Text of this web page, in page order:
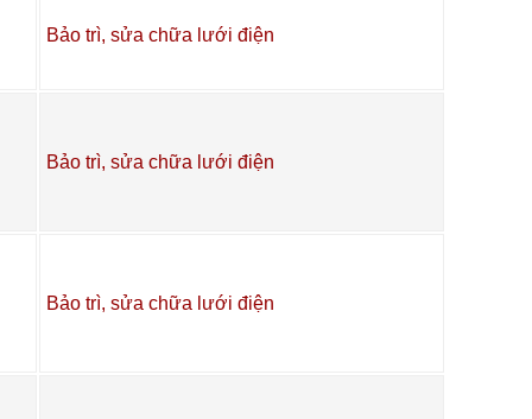
Bảo trì, sửa chữa lưới điện
Bảo trì, sửa chữa lưới điện
Bảo trì, sửa chữa lưới điện